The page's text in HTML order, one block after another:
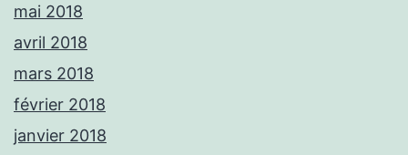
mai 2018
avril 2018
mars 2018
février 2018
janvier 2018